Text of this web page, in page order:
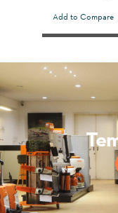
Add to Compare